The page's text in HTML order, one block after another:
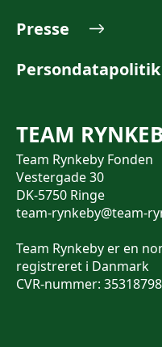
Presse
Persondatapolitik
TEAM
Team Rynkeby Fonden
Vestergade 30
DK-5750 Ringe
team-rynkeby@team-
Team Rynkeby er en
registreret i Danmark
CVR-nummer: 35318798